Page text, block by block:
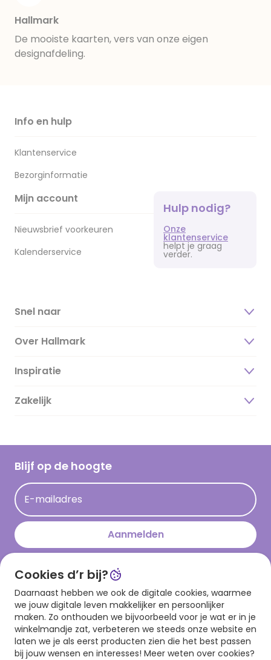
Hallmark
De mooiste kaarten, vers van onze eigen
designafdeling.
Info en hulp
Klantenservice
Bezorginformatie
Mijn account
Nieuwsbrief voorkeuren
Kalenderservice
Hulp nodig?
Onze
klantenservice
helpt je graag
verder.
Snel naar
Over Hallmark
Over ons
Duurzaamheid
Hallmark Kaartclub
Acties
Persberichten
Hallmark en Kinderpostzegels
Inspiratie
Magazine
Cadeau inspiratie
Kaartinspiratie
Zakelijk
Blijf op de hoogte
E-mailadres
Aanmelden
Download onze app
Cookies d’r bij?
Daarnaast hebben we ook de digitale cookies, waarmee
we jouw digitale leven makkelijker en persoonlijker
maken. Zo onthouden we bijvoorbeeld voor je wat er in je
winkelmandje zat, verbeteren we steeds onze website en
laten we je als eerst producten zien die het best passen
bij jouw wensen en interesses! Meer weten over cookies?